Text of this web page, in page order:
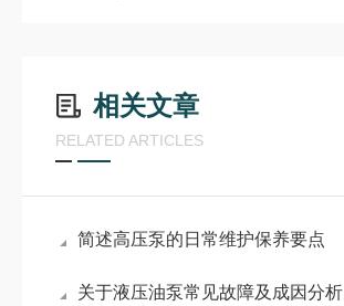
相关文章
RELATED ARTICLES
简述高压泵的日常维护保养要点
关于液压油泵常见故障及成因分析